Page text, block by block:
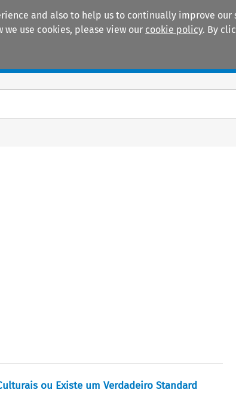
and also to help us to continually improve
use cookies, please view our cookie policy. By
ou Existe um Verdadeiro Standard